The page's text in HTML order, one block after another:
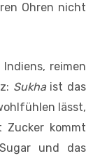
Ohren nicht
Indiens, reimen
Sukhaist das
lässt,
Zucker kommt
und das